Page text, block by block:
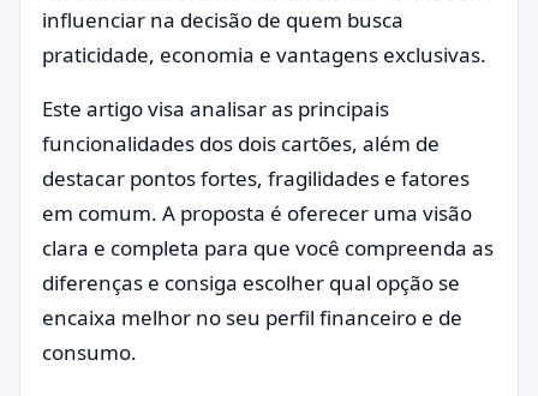
influenciar na decisão de quem busca
praticidade, economia e vantagens exclusivas.
Este artigo visa analisar as principais
funcionalidades dos dois cartões, além de
destacar pontos fortes, fragilidades e fatores
em comum. A proposta é oferecer uma visão
clara e completa para que você compreenda as
diferenças e consiga escolher qual opção se
encaixa melhor no seu perfil financeiro e de
consumo.